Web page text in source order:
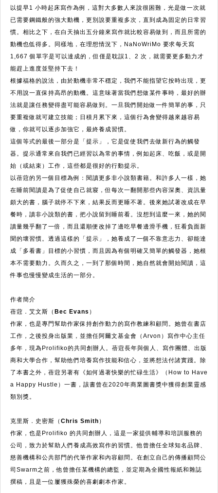
以提早1 小時起床寫作為例，這對大多數人來說很困難，光是做一次就
已需要鋼鐵般的強大動機，更別說要重複多次，直到成為固定的日常習
慣。相比之下，在白天抽出五分鐘來寫作就比較容易做到，而且所需的
動機也低得多。同樣地，在理想情況下，NaNoWriMo 要求每天寫
1,667 個單字是可以達成的，但僅是耽誤1、2 次，就需要更多動力才
能趕上進度並堅持下去！
根據福格的說法，由於動機非常不穩定，我們不能指望它按時出現，更
不用說一直保持高昂的動機。這意味著當我們想做某件事時，最好的辦
法就是讓任務變得盡可能容易做到。一旦我們開始做一件簡單的事，只
要重複做就可建立技能；日積月累下來，這個行為會變得越來越容易
做，你就可以逐步加強它，最終養成習慣。
這個等式的最後一部分是「提示」，它是促使我們去做新行為的觸發
器。提示通常來自我們已經習以為常的事情，例如起床、吃飯，或是開
始（或結束）工作，這些都是很好的行動提示。
以蓓蒄的另一個目標為例：閱讀更多非小說類書籍。和許多人一樣，她
在睡前閱讀是為了促使自己就寢，但每次一翻開那些內容深奧、資訊量
頗大的書，腦子就停不下來，結果反而更睡不著。後來她試著改成在早
餐時，讀非小說類的書，把小說留到睡前看。沒想到這麼一來，她的閱
讀量幾乎翻了一倍，而且還順便改掉了邊吃早餐邊滑手機，狂看負面新
聞的壞習慣。透過這樣的「提示」，她養成了一個不靠意志力、卻能達
成「多看書」目標的小習慣，而且因為有個明確又簡單的觸發器，她根
本不需要動力。久而久之，一到了那個時間，她自然就會開始閱讀，這
件事也慢慢變成生活的一部分。
作者簡介
蓓蒄．艾文斯（Bec Evans ）
作家，也是專門幫助作家保持創作動力的寫作教練和顧問。她曾在書店
工作，之後投身出版業，並擔任阿爾文基金會（Arvon）寫作中心主任
多年，現為Prolifiko的共同創辦人。蓓蒄長年與個人、寫作團體、出版
商和大學合作，幫助他們培養寫作技能和信心，並將想法付諸實踐。除
了本書之外，蓓蒄另著有《如何過著快樂的忙碌生活》（How to Have
a Happy Hustle）一書，該書曾在2020年商業圖書獎中獲得創業靈感
類別獎。
克里斯．史密斯 （ Chris Smith ）
作家，也是Prolifiko 的共同創辦人，這是一家提供輔導和培訓服務的
公司，致力於幫助人們養成高效寫作的習慣。他曾擔任全球知名品牌、
慈善機構和公共部門的代筆作家和內容顧問。在創立自己的傳播顧問公
司Swarm之前，他曾擔任某機構的總監，並定期為全國性報紙和雜誌
撰稿，且是一位屢獲殊榮的喜劇劇本作家。